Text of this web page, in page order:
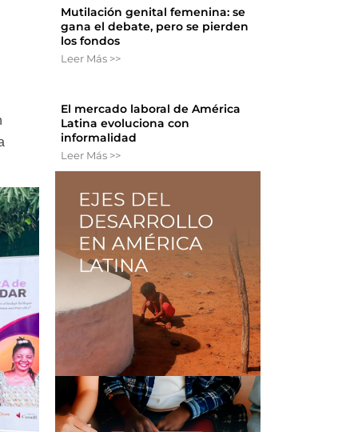
Mutilación genital femenina: se
gana el debate, pero se pierden
los fondos
Leer Más >>
El mercado laboral de América
Latina evoluciona con
informalidad
Leer Más >>